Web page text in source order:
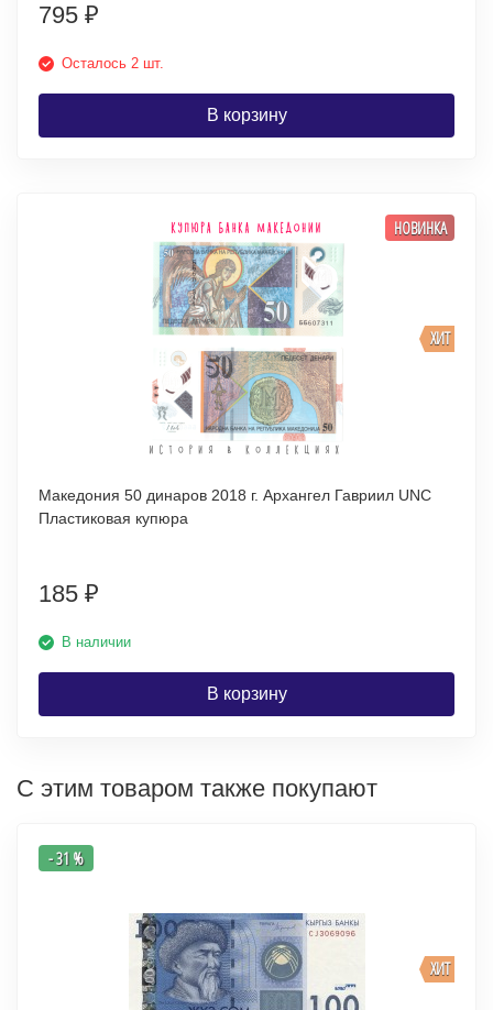
795 ₽
Осталось 2 шт.
В корзину
ХИТ
НОВИНКА
Македония 50 динаров 2018 г. Архангел Гавриил UNC
Пластиковая купюра
185 ₽
В наличии
В корзину
С этим товаром также покупают
ХИТ
- 31 %